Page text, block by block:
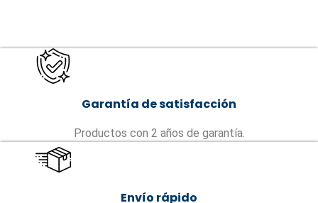
Garantía de satisfacción
Productos con 2 años de garantía.
Envío rápido